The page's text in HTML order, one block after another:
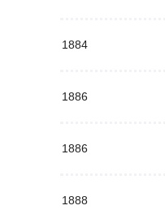
1884
1886
1886
1888